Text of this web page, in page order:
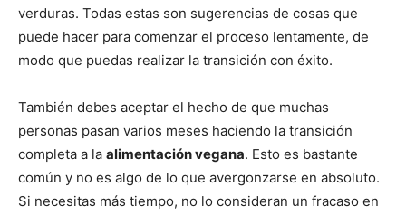
verduras. Todas estas son sugerencias de cosas que
puede hacer para comenzar el proceso lentamente, de
modo que puedas realizar la transición con éxito.
También debes aceptar el hecho de que muchas
personas pasan varios meses haciendo la transición
completa a la alimentación vegana. Esto es bastante
común y no es algo de lo que avergonzarse en absoluto.
Si necesitas más tiempo, no lo consideran un fracaso en